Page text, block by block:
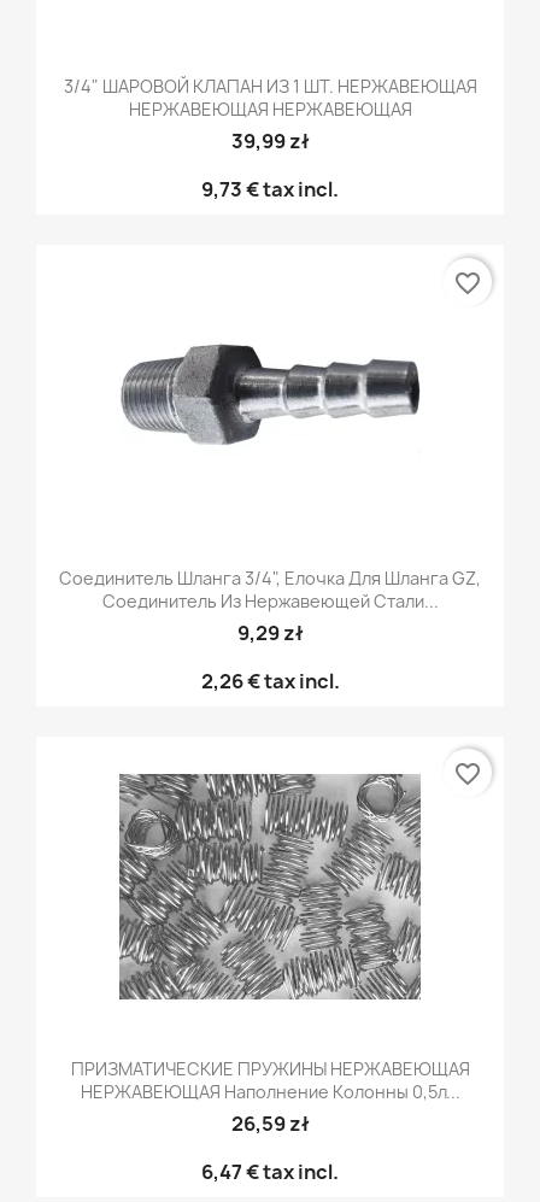
3/4" ШАРОВОЙ КЛАПАН ИЗ 1 ШТ. НЕРЖАВЕЮЩАЯ
НЕРЖАВЕЮЩАЯ НЕРЖАВЕЮЩАЯ
39,99 zł
9,73 €tax incl.
Соединитель Шланга 3/4", Елочка Для Шланга GZ,
Соединитель Из Нержавеющей Стали...
9,29 zł
2,26 €tax incl.
favorite_border
ПРИЗМАТИЧЕСКИЕ ПРУЖИНЫ НЕРЖАВЕЮЩАЯ
НЕРЖАВЕЮЩАЯ Наполнение Колонны 0,5л...
26,59 zł
6,47 €tax incl.
favorite_border